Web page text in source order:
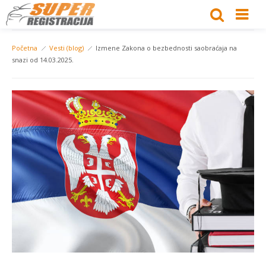
Početna Vesti (blog)
Izmene Zakona o bezbednosti saobraćaja na
snazi od 14.03.2025.